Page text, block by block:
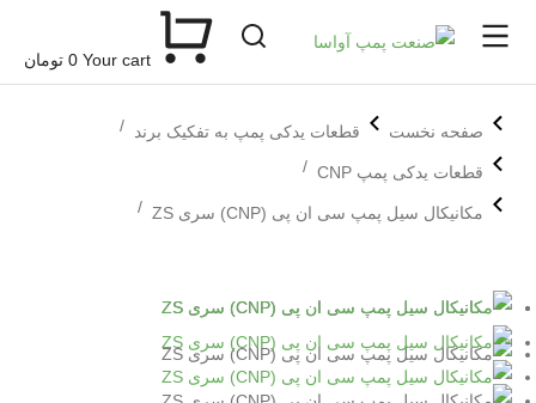
Your cart
0 تومان
مکان شما:
صفحه نخست قطعات یدکی پمپ به تفکیک برند
قطعات یدکی پمپ CNP
مکانیکال سیل پمپ سی ان پی (CNP) سری ZS